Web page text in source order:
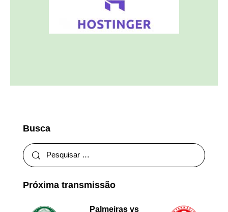
Busca
Próxima transmissão
Palmeiras vs